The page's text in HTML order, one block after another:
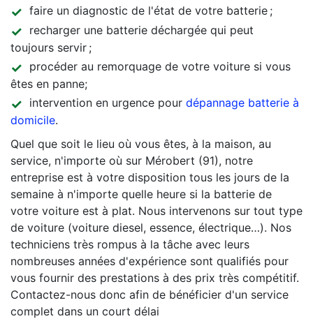
faire un diagnostic de l'état de votre batterie ;
recharger une batterie déchargée qui peut
toujours servir ;
procéder au remorquage de votre voiture si vous
êtes en panne;
intervention en urgence pour dépannage batterie à
domicile.
Quel que soit le lieu où vous êtes, à la maison, au
service, n'importe où sur Mérobert (91), notre
entreprise est à votre disposition tous les jours de la
semaine à n'importe quelle heure si la batterie de
votre voiture est à plat. Nous intervenons sur tout type
de voiture (voiture diesel, essence, électrique…). Nos
techniciens très rompus à la tâche avec leurs
nombreuses années d'expérience sont qualifiés pour
vous fournir des prestations à des prix très compétitif.
Contactez-nous donc afin de bénéficier d'un service
complet dans un court délai